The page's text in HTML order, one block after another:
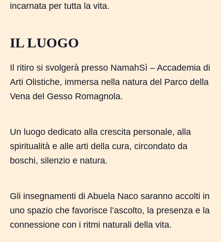
incarnata per tutta la vita.
IL LUOGO
Il ritiro si svolgerà presso NamahSì – Accademia di
Arti Olistiche, immersa nella natura del Parco della
Vena del Gesso Romagnola.
Un luogo dedicato alla crescita personale, alla
spiritualità e alle arti della cura, circondato da
boschi, silenzio e natura.
Gli insegnamenti di Abuela Naco saranno accolti in
uno spazio che favorisce l’ascolto, la presenza e la
connessione con i ritmi naturali della vita.